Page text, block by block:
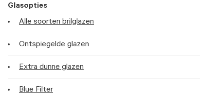
Glasopties
Alle soorten brilglazen
Ontspiegelde glazen
Extra dunne glazen
Blue Filter